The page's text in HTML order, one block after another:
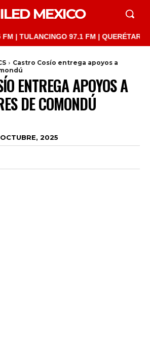
MEXICO
97.1 FM | QUERÉTARO
Castro Cosío entrega apoyos a
ENTREGA APOYOS A
DE COMONDÚ
2025